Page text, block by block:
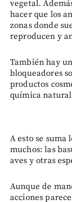
vegetal.
hacer que los
zonas donde
reproducen y
También hay
bloqueadores
productos
química
A esto se suma
muchos: las
aves y otras
Aunque de
acciones